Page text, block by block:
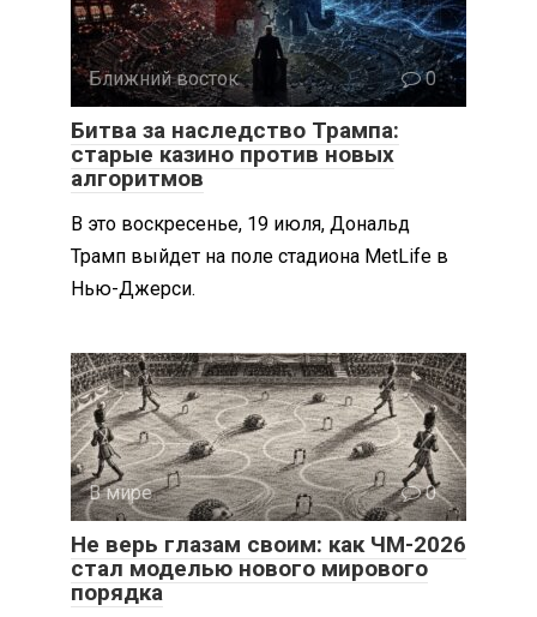
Ближний восток 0
Битва за наследство Трампа:
старые казино против новых
алгоритмов
В это воскресенье, 19 июля, Дональд
Трамп выйдет на поле стадиона MetLife в
Нью-Джерси.
В мире 0
Не верь глазам своим: как ЧМ-2026
стал моделью нового мирового
порядка